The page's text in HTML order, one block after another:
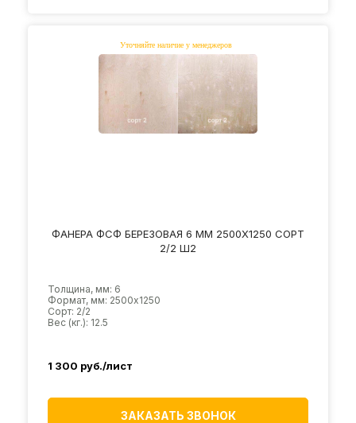
ФАНЕРА ФСФ БЕРЕЗОВАЯ 6 ММ 2500Х1250 СОРТ
2/2 Ш2
Толщина, мм: 6
Формат, мм: 2500х1250
Сорт: 2/2
Вес (кг.): 12.5
1 300 руб./лист
ЗАКАЗАТЬ ЗВОНОК